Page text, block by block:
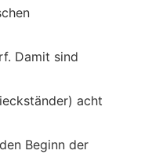
Damit sind
acht
Beginn der